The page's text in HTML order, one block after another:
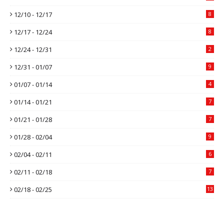
12/10 - 12/17 8
12/17 - 12/24 8
12/24 - 12/31 2
12/31 - 01/07 9
01/07 - 01/14 4
01/14 - 01/21 7
01/21 - 01/28 7
01/28 - 02/04 9
02/04 - 02/11 6
02/11 - 02/18 7
02/18 - 02/25 13